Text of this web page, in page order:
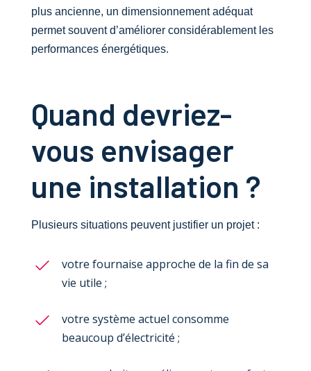
plus ancienne, un dimensionnement adéquat
permet souvent d’améliorer considérablement les
performances énergétiques.
Quand devriez-
vous envisager
une installation ?
Plusieurs situations peuvent justifier un projet :
votre fournaise approche de la fin de sa
vie utile ;
votre système actuel consomme
beaucoup d’électricité ;